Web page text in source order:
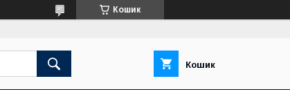
Кошик
Кошик